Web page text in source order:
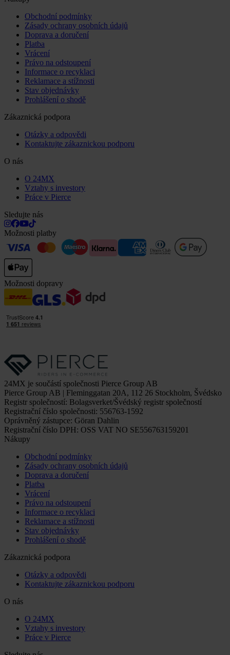
Obchodní podmínky
Zásady ochrany osobních údajů
Doprava a doručení
Platba
Vrácení
Právo na odstoupení
Informace o recyklaci
Reklamace a stížnosti
Stav objednávky
Prohlášení o shodě
Zákaznická podpora
Otázky a odpovědi
Kontaktujte zákaznickou podporu
O nás
O 24MX
Vztahy s investory
Práce v Pierce
Sledujte nás
Možnosti platby
Možnosti dopravy
24MX je součástí společnosti Pierce Group AB
Pierce Group AB | Fleminggatan 20A, 112 26 Stockholm, Švédsko
Registr společností: Bolagsverket/Švédský registr společností
Registrační číslo společnosti: 556763-1592
Oprávněný zástupce: Göran Dahlin
Registrační číslo DPH: OSS VAT NO SE556763159201
Nákupy
Obchodní podmínky
Zásady ochrany osobních údajů
Doprava a doručení
Platba
Vrácení
Právo na odstoupení
Informace o recyklaci
Reklamace a stížnosti
Stav objednávky
Prohlášení o shodě
Zákaznická podpora
Otázky a odpovědi
Kontaktujte zákaznickou podporu
O nás
O 24MX
Vztahy s investory
Práce v Pierce